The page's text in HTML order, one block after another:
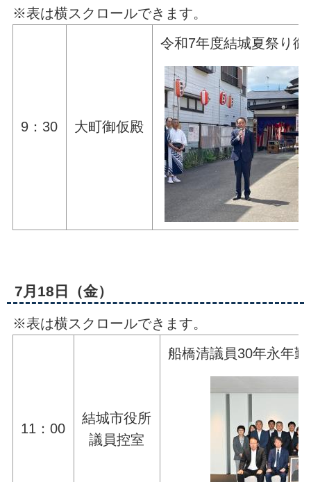
※表は横スクロールできます。
9：30 大町御仮殿
令和7年度結城夏祭り
7月18日（金）
※表は横スクロールできます。
11：00
結城市役所
議員控室
船橋清議員30年永年